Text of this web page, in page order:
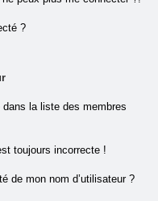
?
dans la liste des membres
toujours incorrecte !
de mon nom d’utilisateur ?